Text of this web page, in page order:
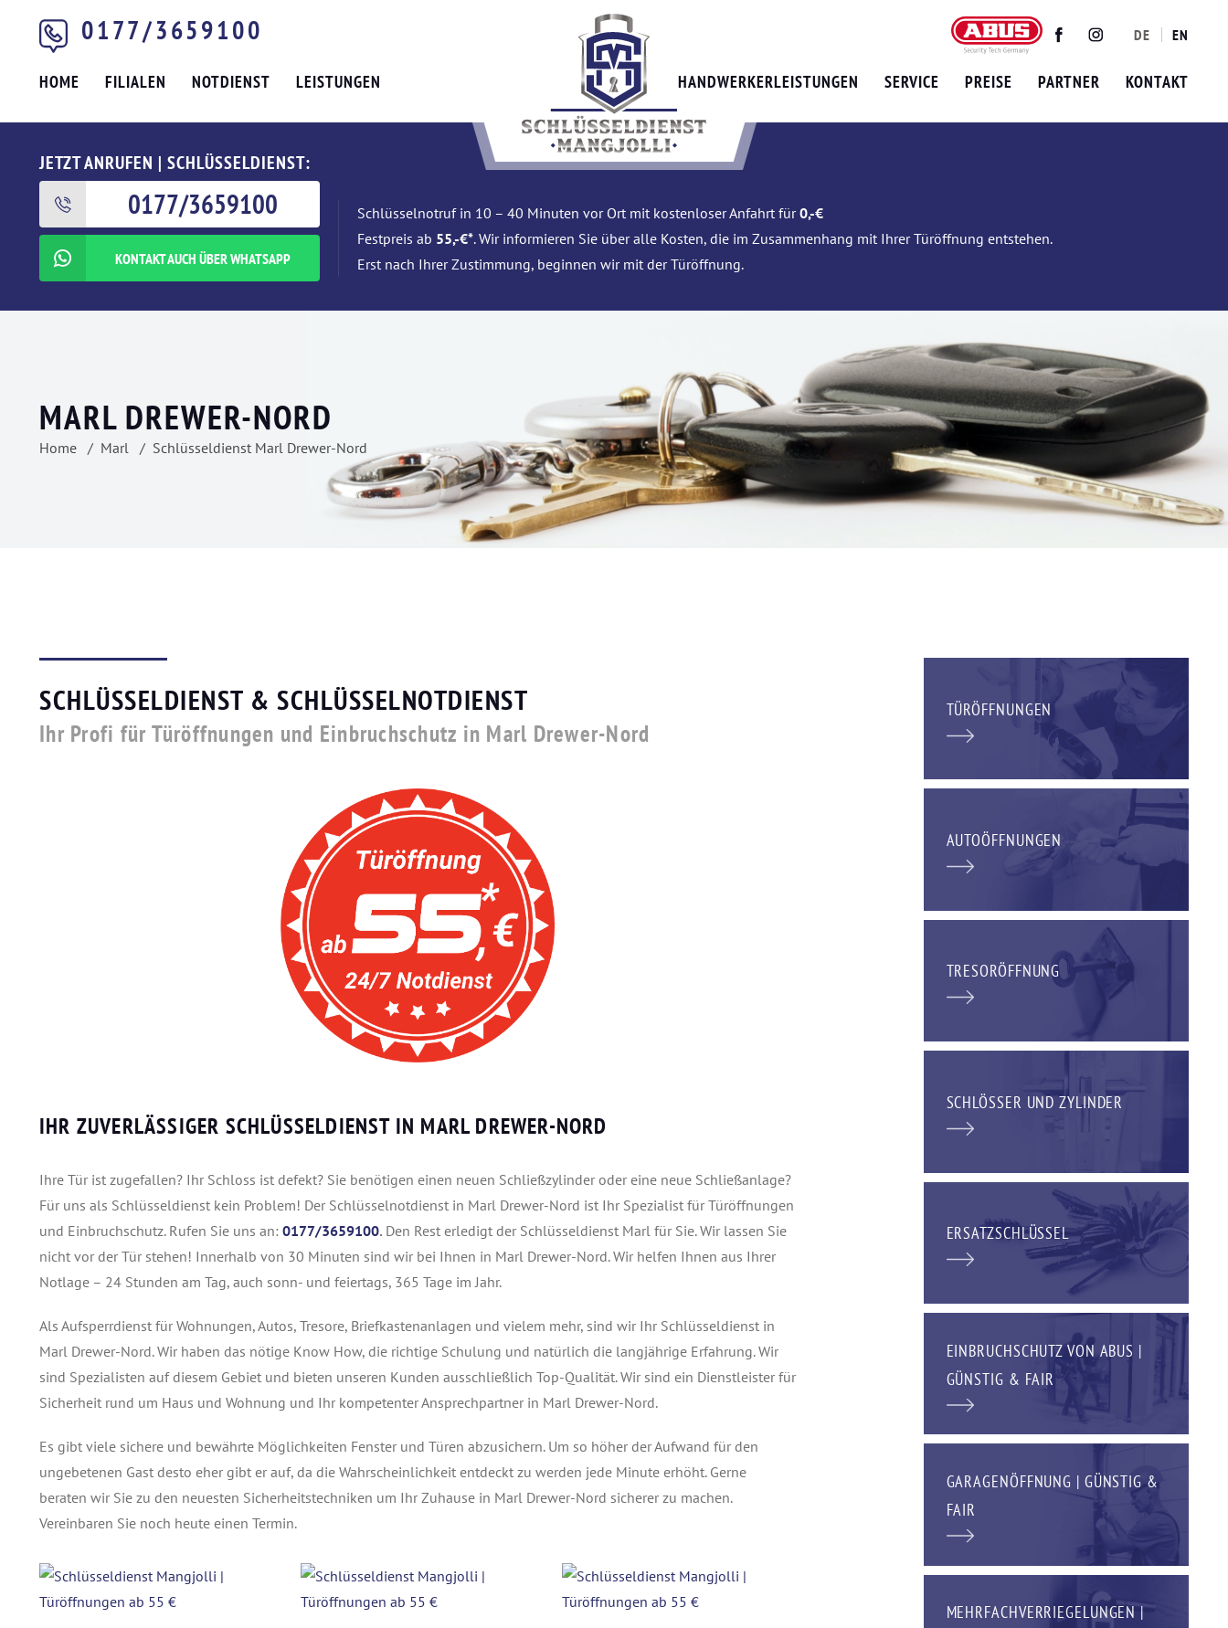
0177/3659100 TwitterFacebookInstagram
DE EN
HOME FILIALEN NOTDIENST LEISTUNGEN HANDWERKERLEISTUNGEN SERVICE PREISE PARTNER KONTAKT
JETZT ANRUFEN | SCHLÜSSELDIENST:
0177/3659100
KONTAKT AUCH ÜBER WHATSAPP
Schlüsselnotruf in 10 – 40 Minuten vor Ort mit kostenloser Anfahrt für0,-€
Festpreis ab 55,-€*. Wir informieren Sie über alle Kosten, die im Zusammenhang mit Ihrer Türöffnung entstehen.
Erst nach Ihrer Zustimmung, beginnen wir mit der Türöffnung.
MARL DREWER-NORD
Home Marl Schlüsseldienst Marl Drewer-Nord
SCHLÜSSELDIENST & SCHLÜSSELNOTDIENST
Ihr Profi für Türöffnungen und Einbruchschutz in Marl Drewer-Nord
IHR ZUVERLÄSSIGER SCHLÜSSELDIENST IN MARL DREWER-NORD
Ihre Tür ist zugefallen? Ihr Schloss ist defekt? Sie benötigen einen neuen Schließzylinder oder eine neue Schließanlage?
Für uns als Schlüsseldienst kein Problem! Der Schlüsselnotdienst in Marl Drewer-Nord ist Ihr Spezialist für Türöffnungen
und Einbruchschutz.Rufen Sie uns an: 0177/3659100. Den Rest erledigt der Schlüsseldienst Marl für Sie. Wir lassen Sie
nicht vor der Tür stehen! Innerhalb von 30 Minuten sind wir bei Ihnen in Marl Drewer-Nord. Wir helfen Ihnen aus Ihrer
Notlage – 24 Stunden am Tag, auch sonn- und feiertags, 365 Tage im Jahr.
Als Aufsperrdienst für Wohnungen, Autos, Tresore, Briefkastenanlagen und vielem mehr, sind wir Ihr Schlüsseldienst in
Marl Drewer-Nord. Wir haben das nötige Know How, die richtige Schulung und natürlich die langjährige Erfahrung. Wir
sind Spezialisten auf diesem Gebiet und bieten unseren Kunden ausschließlich Top-Qualität. Wir sind ein Dienstleister für
Sicherheit rund um Haus und Wohnung und Ihr kompetenter Ansprechpartner in Marl Drewer-Nord.
Es gibt viele sichere und bewährte Möglichkeiten Fenster und Türen abzusichern. Um so höher der Aufwand für den
ungebetenen Gast desto eher gibt er auf, da die Wahrscheinlichkeit entdeckt zu werden jede Minute erhöht. Gerne
beraten wir Sie zu den neuesten Sicherheitstechniken um Ihr Zuhause in Marl Drewer-Nord sicherer zu machen.
Vereinbaren Sie noch heute einen Termin.
TÜRÖFFNUNGEN
AUTOÖFFNUNGEN
TRESORÖFFNUNG
SCHLÖSSER UND ZYLINDER
ERSATZSCHLÜSSEL
EINBRUCHSCHUTZ VON ABUS |
GÜNSTIG & FAIR
GARAGENÖFFNUNG | GÜNSTIG &
FAIR
MEHRFACHVERRIEGELUNGEN |